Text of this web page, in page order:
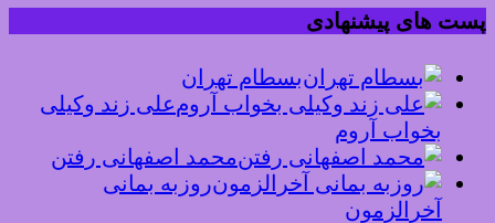
پست های پیشنهادی
بسطام تهران
علی زند وکیلی
بخواب آروم
محمد اصفهانی رفتن
روزبه بمانی
آخرالزمون